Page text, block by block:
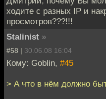
ходите с разных IP и
просмотров???!!!
Stalinist »
#58 | 30.06.08 16:04
Кому: Goblin, #45
> А что в нём должно